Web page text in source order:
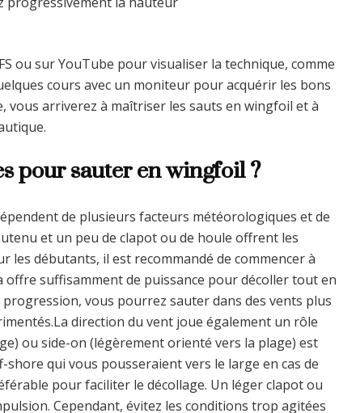
ou sur YouTube pour visualiser la technique, comme
cours avec un moniteur pour acquérir les bons
vous arriverez à maîtriser les sauts en wingfoil et à
pour sauter en wingfoil ?
de plusieurs facteurs météorologiques et de
et un peu de clapot ou de houle offrent les
les débutants, il est recommandé de commencer à
offre suffisamment de puissance pour décoller tout en
vous pourrez sauter dans des vents plus
direction du vent joue également un rôle
ou side-on (légèrement orienté vers la plage) est
qui vous pousseraient vers le large en cas de
pour faciliter le décollage. Un léger clapot ou
Cependant, évitez les conditions trop agitées